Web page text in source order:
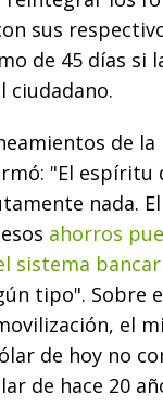
sus
de 45 días si
ciudadano.
de la
"El espíritu
nada.
ahorros
sistema
tipo". Sobre
el
de hoy no
de hace 20